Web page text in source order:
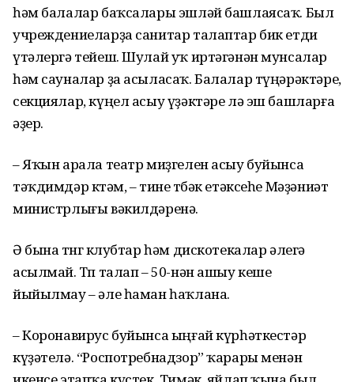
һәм балалар баҡсалары эшләй башлаясаҡ. Был
учреждениеларҙа санитар талаптар бик етди
үтәлергә тейеш. Шулай уҡ иртәгәнән мунсалар
һәм сауналар ҙа асыласаҡ. Балалар түңәрәктәре,
секциялар, күңел асыу үҙәктәре лә эш башларға
әҙер.
– Яҡын арала театр миҙгелен асыу буйынса
тәҡдимдәр көтәм, – тине төбәк етәксеһе Мәҙәниәт
министрлығы вәкилдәренә.
Ә бына төнгө клубтар һәм дискотекалар әлегә
асылмай. Төп талап – 50-нән ашыу кеше
йыйылмау – әле һаман һаҡлана.
– Коронавирус буйынса ыңғай күрһәткестәр
күҙәтелә. “Роспотребнадзор” ҡарары менән